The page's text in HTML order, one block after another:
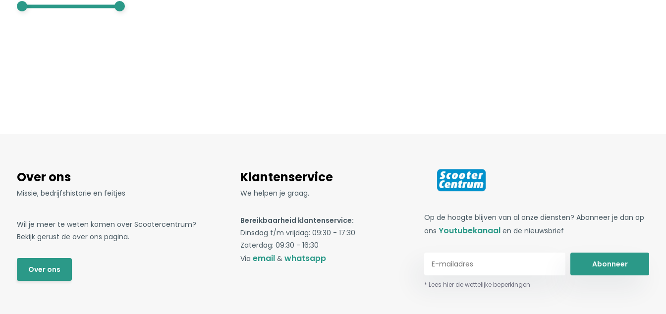
Over ons
Missie, bedrijfshistorie en feitjes
Wil je meer te weten komen over Scootercentrum?
Bekijk gerust de over ons pagina.
Over ons
Klantenservice
We helpen je graag.
Bereikbaarheid klantenservice:
Dinsdag t/m vrijdag: 09:30 - 17:30
Zaterdag: 09:30 - 16:30
Via email& whatsapp
Op de hoogte blijven van al onze diensten? Abonneer je dan op
onsYoutubekanaal en de nieuwsbrief
Abonneer
* Lees hier de wettelijke beperkingen